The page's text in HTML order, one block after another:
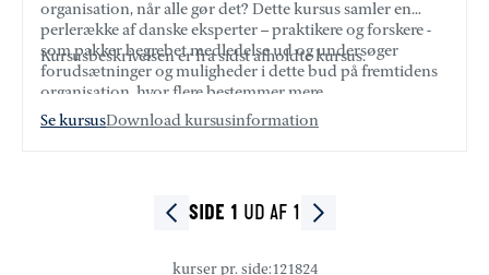
organisation, når alle gør det? Dette kursus samler en
perlerække af danske eksperter – praktikere og forskere -
som pakker begrebet medledelse ud og undersøger
forudsætninger og muligheder i dette bud på fremtidens
organisation, hvor flere bestemmer mere.
Kursusbeskrivelsen er fra sidst afholdte kursus.
Se kursusDownload kursusinformation
SIDE 1 UD AF 1
kurser pr. side:121824